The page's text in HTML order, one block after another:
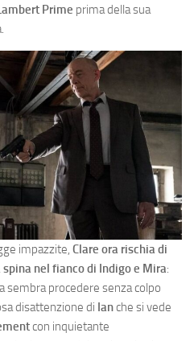
Prime prima della sua
impazzite, Clare ora rischia di
nel fianco di Indigo e Mira:
sembra procedere senza colpo
disattenzione di Ianche si vede
con inquietante